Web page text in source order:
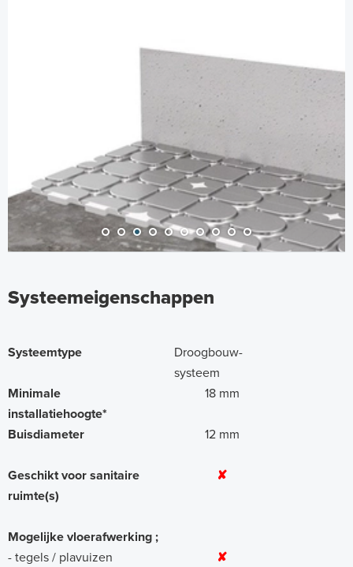
Systeemeigenschappen
Systeemtype
Droogbouw-
systeem
Minimale
installatiehoogte*
18 mm
Buisdiameter 12 mm
Geschikt voor sanitaire
ruimte(s)
✘
Mogelijke vloerafwerking ;
- tegels / plavuizen
✘